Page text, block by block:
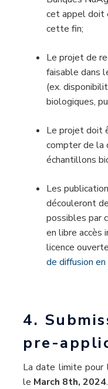
cet appel doit
cette fin;
Le projet de
faisable dans
(ex.
biologiques,
Le projet doit
compter de la
échantillons
Les
découleront
possibles par
en libre accès
licence
de diffusion
4.
pre-
La date limite
le March 8th, 2024